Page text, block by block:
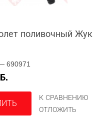
поливочный Жук
690971
К СРАВНЕНИЮ
ОТЛОЖИТЬ